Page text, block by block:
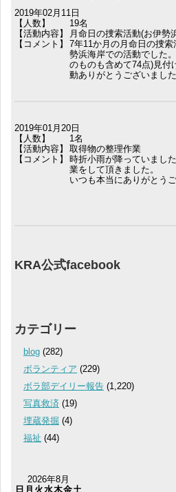
2019年02月11日
【人数】
19名
【活動内容】
月命日の捜索活動(お伊勢
【コメント】
7年11か月の月命日の捜
勢浜海岸での活動でした
のものも含めて74点)見付
動ありがとうございました
2019年01月20日
【人数】
1名
【活動内容】
取得物の整理作業
【コメント】
時折小雨が降っていまし
業をして頂きました。
いつも本当にありがとうご
KRA公式facebook
カテゴリー
blog (282)
ボランティア (229)
ボラ部デイリー報告 (1,220)
写真救済 (19)
埋蔵発掘 (4)
福祉 (44)
2026年8月
日 月 火水木金土